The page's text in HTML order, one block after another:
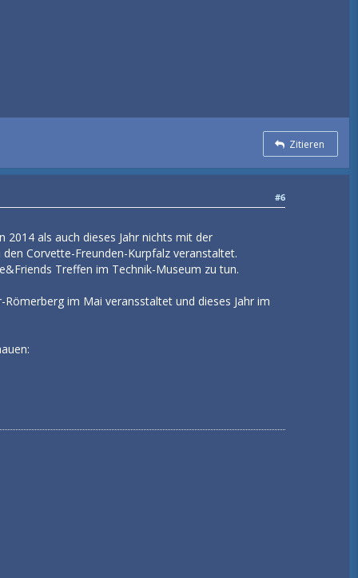
Zitieren
#6
als auch dieses Jahr nichts mit der
Corvette-Freunden-Kurpfalz veranstaltet.
Treffen im Technik-Museum zu tun.
im Mai veransstaltet und dieses Jahr im